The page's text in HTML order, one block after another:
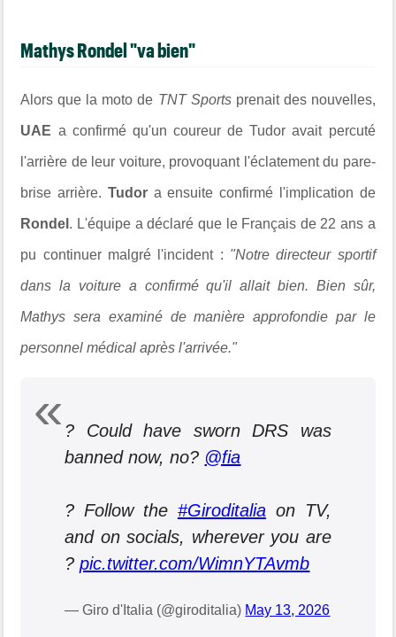
Mathys Rondel "va bien"
Alors que la moto de TNT Sportsprenait des nouvelles,
UAE a confirmé qu'un coureur de Tudor avait percuté
l'arrière de leur voiture, provoquant l'éclatement du pare-
brise arrière. Tudor a ensuite confirmé l'implication de
Rondel . L'équipe a déclaré que le Français de 22 ans a
pu continuer malgré l'incident : "Notre directeur sportif
dans la voiture a confirmé qu'il allait bien. Bien sûr,
Mathys sera examiné de manière approfondie par le
personnel médical après l'arrivée."
?️ Could have sworn DRS was
banned now, no? @fia
? Follow the #Giroditaliaon TV,
and on socials, wherever you are
?pic.twitter.com/WimnYTAvmb
— Giro d'Italia (@giroditalia) May 13, 2026